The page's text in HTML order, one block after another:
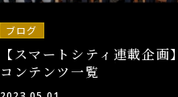
ブログ
【スマートシティ連載企画】
コンテンツ一覧